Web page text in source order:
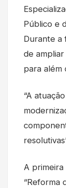
Público e
Durante a
de
para além
“A
A
“Reforma